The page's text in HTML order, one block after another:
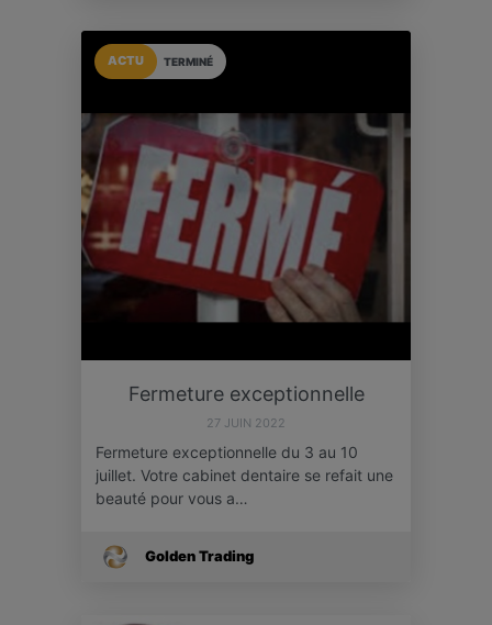
TERMINÉ
ACTU
Fermeture exceptionnelle
27 JUIN 2022
Fermeture exceptionnelle du 3 au 10
juillet. Votre cabinet dentaire se refait une
beauté pour vous a…
Golden Trading